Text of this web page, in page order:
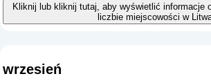
Kliknij lub kliknij tutaj, aby wyświetlić informacje
liczbie miejscowości w
wrzesień